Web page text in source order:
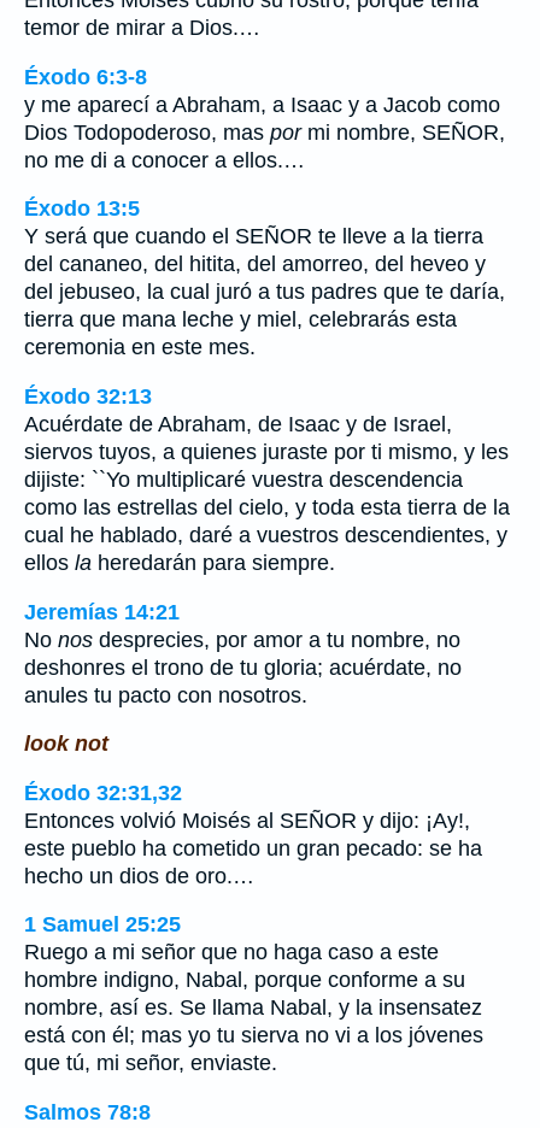
temor de mirar a Dios.…
Éxodo 6:3-8
y me aparecí a Abraham, a Isaac y a Jacob como
Dios Todopoderoso, mas pormi nombre, SEÑOR,
no me di a conocer a ellos.…
Éxodo 13:5
Y será que cuando el SEÑOR te lleve a la tierra
del cananeo, del hitita, del amorreo, del heveo y
del jebuseo, la cual juró a tus padres que te daría,
tierra que mana leche y miel, celebrarás esta
ceremonia en este mes.
Éxodo 32:13
Acuérdate de Abraham, de Isaac y de Israel,
siervos tuyos, a quienes juraste por ti mismo, y les
dijiste: ``Yo multiplicaré vuestra descendencia
como las estrellas del cielo, y toda esta tierra de la
cual he hablado, daré a vuestros descendientes, y
ellos la heredarán para siempre.
Jeremías 14:21
No nos desprecies, por amor a tu nombre, no
deshonres el trono de tu gloria; acuérdate, no
anules tu pacto con nosotros.
look not
Éxodo 32:31,32
Entonces volvió Moisés al SEÑOR y dijo: ¡Ay!,
este pueblo ha cometido un gran pecado: se ha
hecho un dios de oro.…
1 Samuel 25:25
Ruego a mi señor que no haga caso a este
hombre indigno, Nabal, porque conforme a su
nombre, así es. Se llama Nabal, y la insensatez
está con él; mas yo tu sierva no vi a los jóvenes
que tú, mi señor, enviaste.
Salmos 78:8